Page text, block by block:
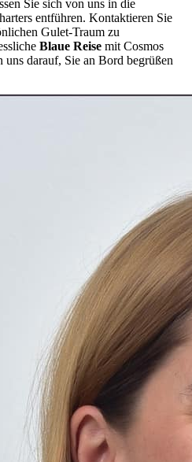
Sie sich von uns in die
entführen. Kontaktieren Sie
Gulet-Traum zu
Blaue Reise mit Cosmos
darauf, Sie an Bord begrüßen